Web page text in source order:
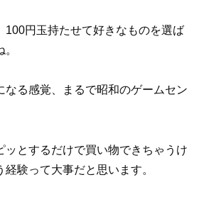
100円玉持たせて好きなものを選ば
なる感覚、まるで昭和のゲームセン
ッとするだけで買い物できちゃうけ
験って大事だと思います。